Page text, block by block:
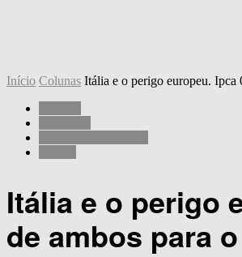
Início Colunas Itália e o perigo europeu. Ipca
Itália e o perigo
de ambos para